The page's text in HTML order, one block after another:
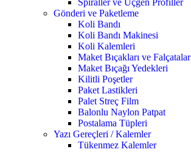
Spiraller ve Üçgen Profiller
Gönderi ve Paketleme
Koli Bandı
Koli Bandı Makinesi
Koli Kalemleri
Maket Bıçakları ve Falçatalar
Maket Bıçağı Yedekleri
Kilitli Poşetler
Paket Lastikleri
Palet Streç Film
Balonlu Naylon Patpat
Postalama Tüpleri
Yazı Gereçleri / Kalemler
Tükenmez Kalemler